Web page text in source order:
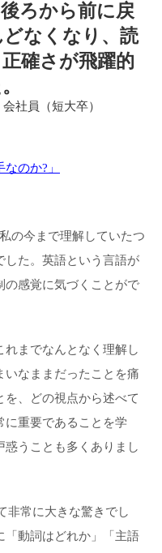
ろから前に戻
なくなり、読
確さが飛躍的
社員（短大卒）
のか?」
の今まで理解していたつ
した。 英語という言語が
の感覚に気づくことがで
までなんとなく 理解し
いなままだった ことを痛
を 、どの視点から述べて
に重要である ことを学
惑うことも多く あり まし
非常に大きな驚き でし
「動詞はどれか」「 主語